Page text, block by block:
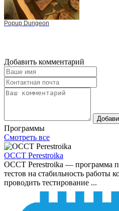
Popup Dungeon
Добавить комментарий
Программы
Смотреть все
OCCT Perestroika
OCCT Perestroika — программа
тестов на стабильность работы
проводить тестирование ...